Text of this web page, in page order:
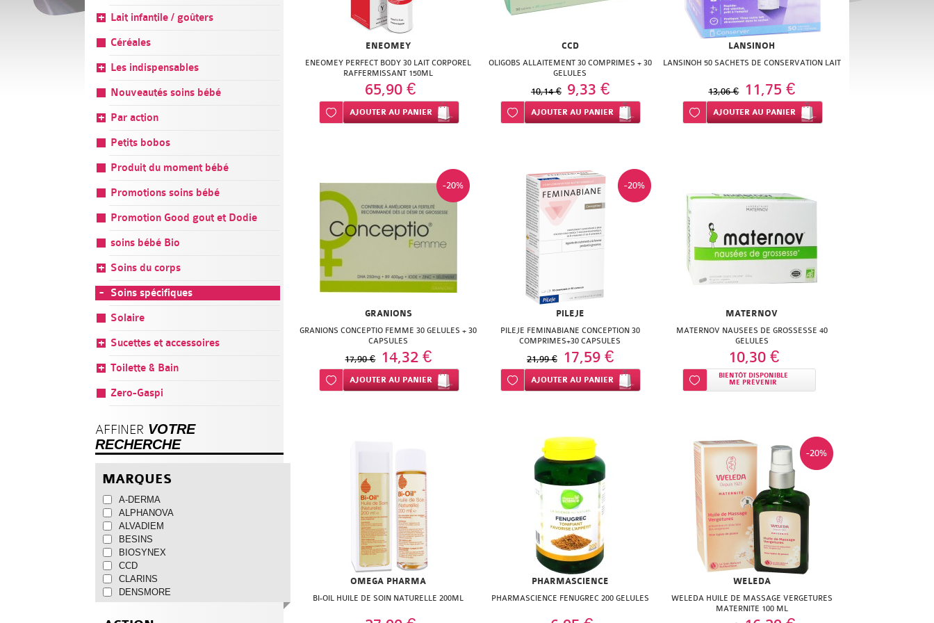
ENEOMEY
ENEOMEY PERFECT BODY 30 LAIT CORPOREL
RAFFERMISSANT 150ML
65,90 €
Ajouter à ma liste d’envie
AJOUTER AU PANIER
CCD
OLIGOBS ALLAITEMENT 30 COMPRIMES + 30
GELULES
10,14 € 9,33 €
Ajouter à ma liste d’envie
AJOUTERAU PANIER
LANSINOH
LANSINOH 50 SACHETS DE CONSERVATION LAIT
13,06 € 11,75 €
Ajouter à ma liste d’envie
AJOUTER AU PANIER
-20%
GRANIONS
GRANIONS CONCEPTIO FEMME 30 GELULES + 30
CAPSULES
17,90 € 14,32 €
Ajouter à ma liste d’envie
AJOUTER AU PANIER
-20%
PILEJE
PILEJE FEMINABIANE CONCEPTION 30
COMPRIMES+30 CAPSULES
21,99 € 17,59 €
Ajouter à ma liste d’envie
AJOUTERAU PANIER
MATERNOV
MATERNOV NAUSEES DE GROSSESSE 40
GELULES
10,30 €
Ajouter à ma liste d’envie
BIENTÔT DISPONIBLE
ME PRÉVENIR
OMEGA PHARMA
BI-OIL HUILE DE SOIN NATURELLE 200ML
PHARMASCIENCE
PHARMASCIENCE FENUGREC 200 GELULES
-20%
WELEDA
WELEDA HUILE DE MASSAGE VERGETURES
MATERNITE 100 ML
Lait infantile / goûters
Céréales
Les indispensables
Nouveautés soins bébé
Par action
Petits bobos
Produit du moment bébé
Promotions soins bébé
Promotion Good gout et Dodie
soins bébé Bio
Soins du corps
Soins spécifiques
Solaire
Sucettes et accessoires
Toilette & Bain
Zero-Gaspi
AFFINER VOTRE
RECHERCHE
MARQUES
A-DERMA
ALPHANOVA
ALVADIEM
BESINS
BIOSYNEX
CCD
CLARINS
DENSMORE
DODIE